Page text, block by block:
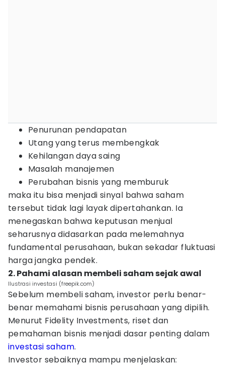
Penurunan pendapatan
Utang yang terus membengkak
Kehilangan daya saing
Masalah manajemen
Perubahan bisnis yang memburuk
maka itu bisa menjadi sinyal bahwa saham
tersebut tidak lagi layak dipertahankan. Ia
menegaskan bahwa keputusan menjual
seharusnya didasarkan pada melemahnya
fundamental perusahaan, bukan sekadar fluktuasi
harga jangka pendek.
2. Pahami alasan membeli saham sejak awal
Ilustrasi investasi (freepik.com)
Sebelum membeli saham, investor perlu benar-
benar memahami bisnis perusahaan yang dipilih.
Menurut Fidelity Investments, riset dan
pemahaman bisnis menjadi dasar penting dalam
investasi saham.
Investor sebaiknya mampu menjelaskan: